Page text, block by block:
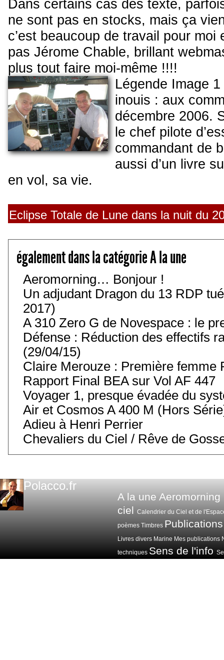
Dans certains cas des texte,
ne sont pas en stocks, mais ça
c’est beaucoup de travail pour
pas Jérome Chable, brillant
plus tout faire moi-même !!!!
Légende Image
inouis : aux
décembre 2006.
le chef pilote
commandant de
aussi d’un livre
en vol, sa vie.
Eclipse Totale de Lune dans la nuit du
également dans la catégorie A la une
Aeromorning… Bonjour !
Un adjudant Dragon du 13 RDP
2017)
A 310 Zero G de Novespace : le
Défense : Réduction des effectifs
(29/04/15)
Claire Merouze : Première femme
Rapport Final BEA sur Vol AF 447
Voyager 1, presque évadée du
Air et Cosmos A 400 M (Hors
Adieu à Henri Perrier
Chevaliers du Ciel / Rêve de
Polacco.fr
A la une Aeromorning
ciel Calendrier du Ciel et de
poèmes Timbres Publications
Livres divers Marine Mes publications
techniques Sens de l'info